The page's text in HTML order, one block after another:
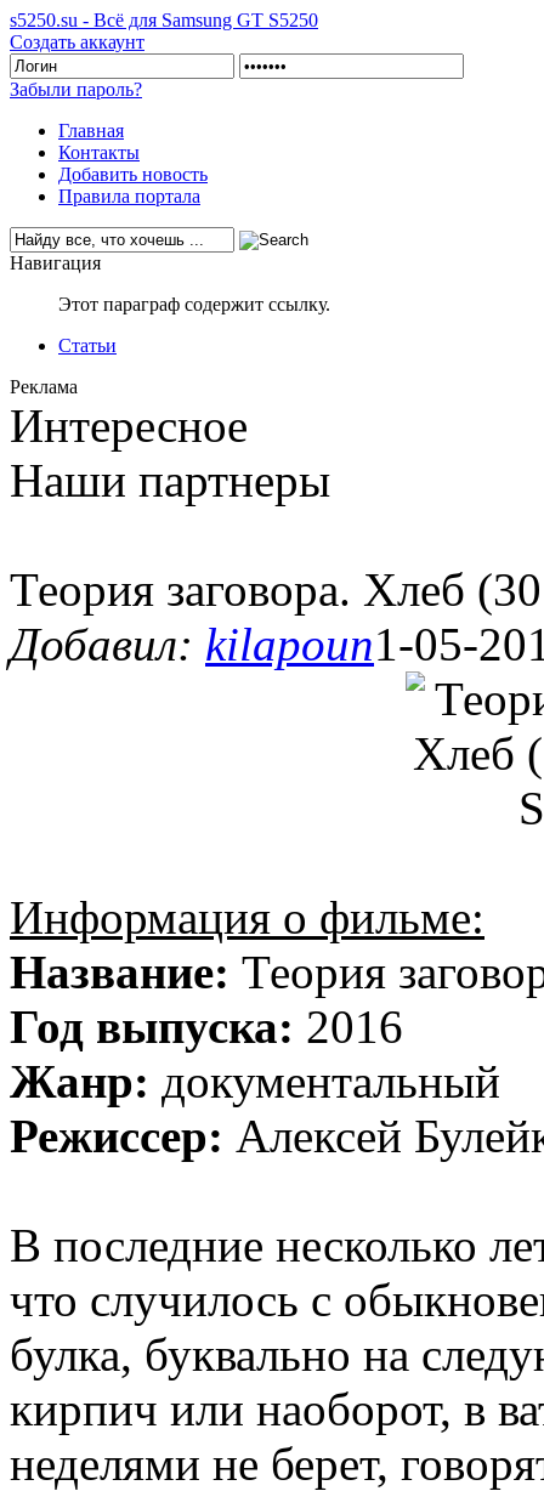
s5250.su - Всё для Samsung GT S5250
Создать аккаунт
Забыли пароль?
Главная
Контакты
Добавить новость
Правила портала
Навигация
Этот параграф содержит ссылку.
Статьи
Реклама
Интересное
Наши партнеры
Теория заговора. Хлеб
Добавил: kilapoun1-05-
Информация о фильме:
Название: Теория
Год выпуска: 2016
Жанр: документальный
Режиссер: Алексей
В последние несколько
что случилось с
булка, буквально на
кирпич или наоборот, в
неделями не берет,